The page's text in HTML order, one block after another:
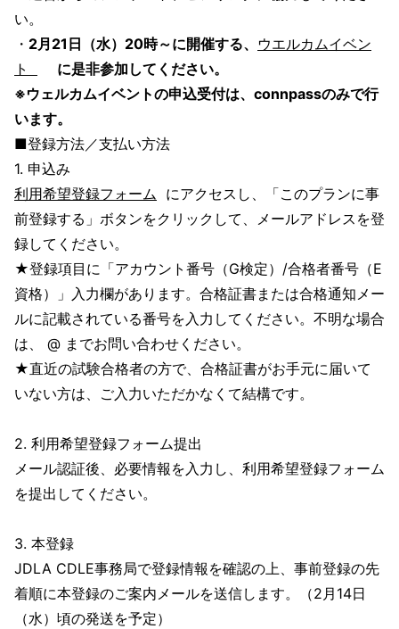
い。
・ 2月21日（水）20時～に開催する、 ウエルカムイベン
ト
に是非参加してください。
※ウェルカムイベントの申込受付は、connpassのみで行
います。
■登録方法／支払い方法
1. 申込み
利用希望登録フォーム にアクセスし、「このプランに事
前登録する」ボタンをクリックして、メールアドレスを登
録してください。
★登録項目に「アカウント番号（G検定）/合格者番号（E
資格）」入力欄があります。合格証書または合格通知メー
ルに記載されている番号を入力してください。不明な場合
は、 @ までお問い合わせください。
★直近の試験合格者の方で、合格証書がお手元に届いて
いない方は、ご入力いただかなくて結構です。
2. 利用希望登録フォーム提出
メール認証後、必要情報を入力し、利用希望登録フォーム
を提出してください。
3. 本登録
JDLA CDLE事務局で登録情報を確認の上、事前登録の先
着順に本登録のご案内メールを送信します。（2月14日
（水）頃の発送を予定）